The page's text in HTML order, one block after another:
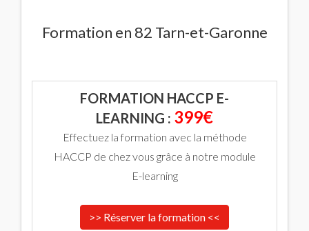
Formation en 82 Tarn-et-Garonne
FORMATION HACCP E-
LEARNING : 399€
Effectuez la formation avec la méthode
HACCP de chez vous grâce à notre module
E-learning
>> Réserver la formation <<